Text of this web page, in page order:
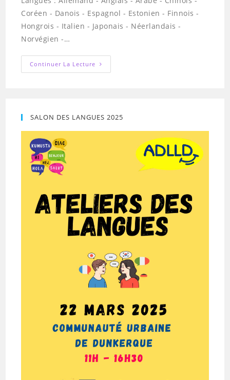
Coréen - Danois - Espagnol - Estonien - Finnois -
Hongrois - Italien - Japonais - Néerlandais -
Norvégien -…
Continuer La Lecture WEP
Hauts
SALON DES LANGUES 2025